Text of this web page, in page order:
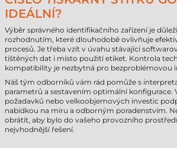
IDEÁLNÍ?
Výběr správného identifikačního zařízení je
rozhodnutím, které dlouhodobě ovlivňuje
procesů. Je třeba vzít v úvahu stávající
tištěných dat i místo použití etiket. Kontrola
kompatibility je nezbytná pro bezproblémovou
Náš tým odborníků vám rád pomůže s
parametrů a sestavením optimální konfigurace.
požadavků nebo velkoobjemových investic
nabídkou na míru a odborným poradenstvím.
obrátit, aby bylo do vašeho provozního
nejvhodnější řešení.